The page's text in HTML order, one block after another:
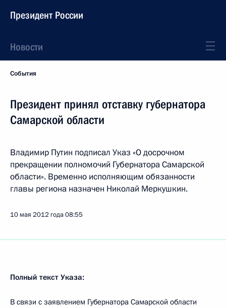
Президент России
Новости
События
Президент принял отставку губернатора
Самарской области
Владимир Путин подписал Указ «О досрочном
прекращении полномочий Губернатора Самарской
области». Временно исполняющим обязанности
главы региона назначен Николай Меркушкин.
10 мая 2012 года08:55
Полный текст Указа:
В связи с заявлением Губернатора Самарской области